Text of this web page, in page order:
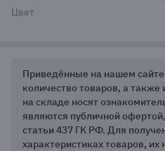
Цвет
Приведённые на нашем
количество товаров, а
на складе носят
являются публичной
статьи 437 ГК РФ. Для
характеристиках товаров, их